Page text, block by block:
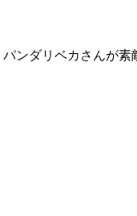
ンダリベカさんが